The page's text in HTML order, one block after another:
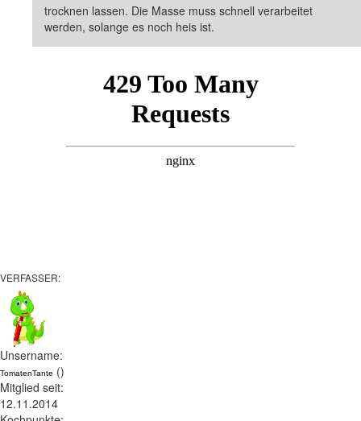
trocknen lassen. Die Masse muss schnell verarbeitet
werden, solange es noch heis ist.
VERFASSER:
Unsername:
TomatenTante ()
Mitglied seit:
12.11.2014